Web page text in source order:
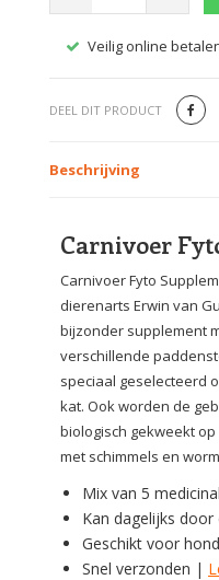
Veilig online
DEEL DIT PRODUCT
Beschrijving
Carnivoer
Carnivoer Fyto
dierenarts Erwin van
bijzonder supplement
verschillende
speciaal geselecteerd
kat. Ook worden de
biologisch gekweekt
met schimmels en
Mix van 5
Kan dagelijks
Geschikt voor
Snel verzonden |